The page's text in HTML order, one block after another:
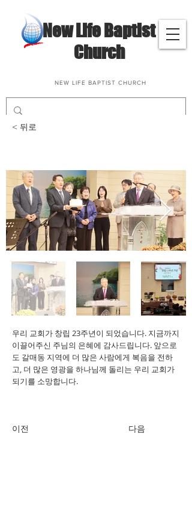
​New Life Baptist
Church
NEW LIFE BAPTIST CHURCH
< 뒤로
우리 교회가 창립 23주년이 되었습니다. 지금까지
이끌어주신 주님의 은혜에 감사드립니다. 앞으로
도 갈매동 지역에 더 많은 사람에게 복음을 전하
고, 더 많은 영광을 하나님께 돌리는 우리 교회가
되기를 소망합니다.
이전 다음